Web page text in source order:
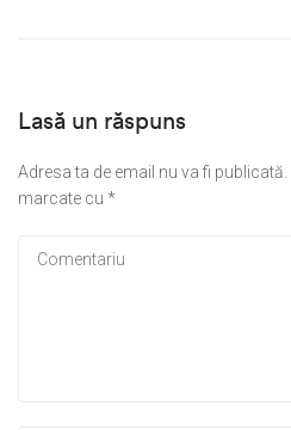
Lasă un răspuns
Adresa ta de email nu va fi publicată.
marcate cu *